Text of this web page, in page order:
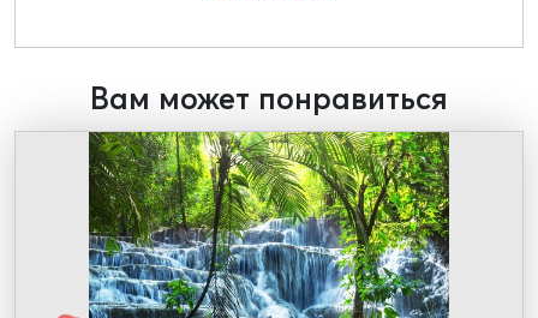
Вам может понравиться